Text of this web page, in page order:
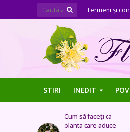
Termeni şi
STIRI INEDIT
Decoreza fatada
casei tale cu flori